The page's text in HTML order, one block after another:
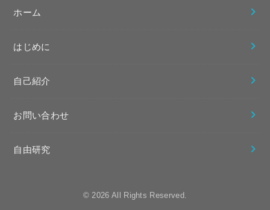
ホーム
はじめに
自己紹介
お問い合わせ
自由研究
© 2026 All Rights Reserved.